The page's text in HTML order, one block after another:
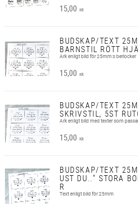
15,00 KR
BUDSKAP/TEXT
BARNSTIL RÖTT
Ark enligt bild för 25mm:s berlocker
15,00 KR
BUDSKAP/TEXT
SKRIVSTIL, 5ST
Ark enligt bild med texter som
15,00 KR
BUDSKAP/TEXT
UST DU.." STORA
R
Text enligt bild för 25mm